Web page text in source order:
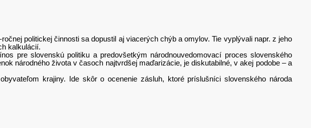
politickej činnosti sa dopustil aj viacerých chýb a omylov. Tie vyplývali napr. z jeho
kalkulácií.
pre slovenskú politiku a predovšetkým národnouvedomovací proces slovenského
národného života v časoch najtvrdšej maďarizácie, je diskutabilné, v akej podobe – a
krajiny. Ide skôr o ocenenie zásluh, ktoré príslušníci slovenského národa